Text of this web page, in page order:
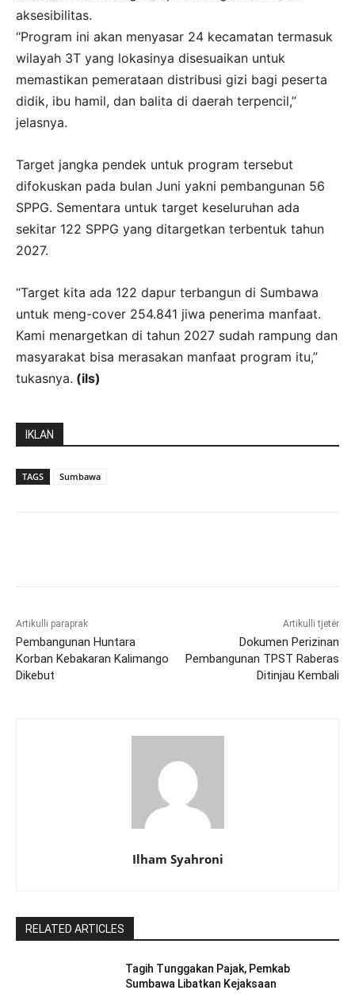
aksesibilitas.
“Program ini akan menyasar 24 kecamatan termasuk
wilayah 3T yang lokasinya disesuaikan untuk
memastikan pemerataan distribusi gizi bagi peserta
didik, ibu hamil, dan balita di daerah terpencil,”
jelasnya.
Target jangka pendek untuk program tersebut
difokuskan pada bulan Juni yakni pembangunan 56
SPPG. Sementara untuk target keseluruhan ada
sekitar 122 SPPG yang ditargetkan terbentuk tahun
2027.
“Target kita ada 122 dapur terbangun di Sumbawa
untuk meng-cover 254.841 jiwa penerima manfaat.
Kami menargetkan di tahun 2027 sudah rampung dan
masyarakat bisa merasakan manfaat program itu,”
tukasnya. (ils)
IKLAN
TAGS Sumbawa
Artikulli paraprak
Pembangunan Huntara
Korban Kebakaran Kalimango
Dikebut
Artikulli tjetër
Dokumen Perizinan
Pembangunan TPST Raberas
Ditinjau Kembali
Ilham Syahroni
RELATED ARTICLES
Tagih Tunggakan Pajak, Pemkab
Sumbawa Libatkan Kejaksaan